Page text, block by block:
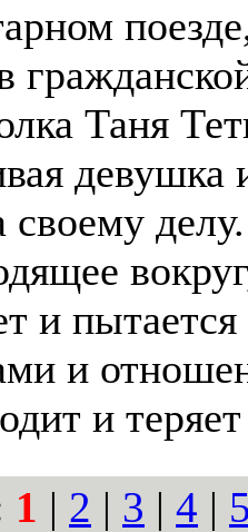
Таня
девушка
своему
и пытается
и
и
1 | 2 | 3 | 4 |